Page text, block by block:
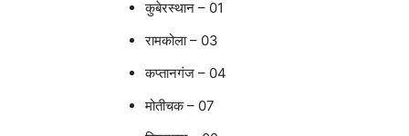
कुबेरस्थान – 01
रामकोला – 03
कप्तानगंज – 04
मोतीचक – 07